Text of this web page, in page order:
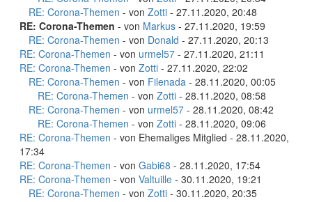
RE: Corona-Themen - von Zotti - 27.11.2020, 20:48
RE: Corona-Themen - von Markus - 27.11.2020, 19:59
RE: Corona-Themen - von Donald - 27.11.2020, 20:13
RE: Corona-Themen - von urmel57 - 27.11.2020, 21:11
RE: Corona-Themen - von Zotti - 27.11.2020, 22:02
RE: Corona-Themen - von Filenada - 28.11.2020, 00:05
RE: Corona-Themen - von Zotti - 28.11.2020, 08:58
RE: Corona-Themen - von urmel57 - 28.11.2020, 08:42
RE: Corona-Themen - von Zotti - 28.11.2020, 09:06
RE: Corona-Themen - von Ehemaliges Mitglied - 28.11.2020,
17:34
RE: Corona-Themen - von Gabi68 - 28.11.2020, 17:54
RE: Corona-Themen - von Valtuille - 30.11.2020, 19:21
RE: Corona-Themen - von Zotti - 30.11.2020, 20:35